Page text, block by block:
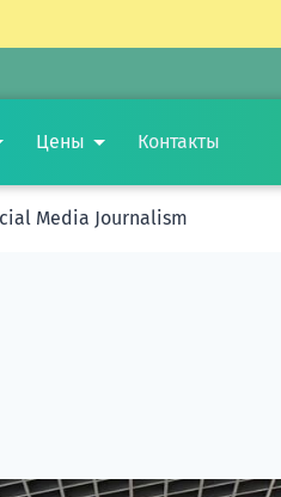
Цены Контакты
Media Journalism